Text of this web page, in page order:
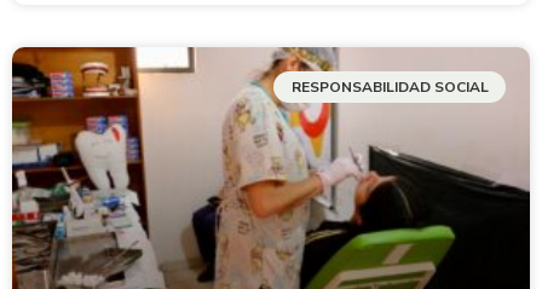
RESPONSABILIDAD SOCIAL